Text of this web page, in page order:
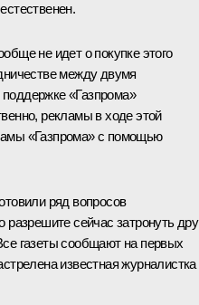
не идет о покупке этого
между двумя
«Газпрома»
рекламы в ходе этой
«Газпрома» с помощью
ряд вопросов
разрешите сейчас затронуть
газеты сообщают на первых
известная журналистка